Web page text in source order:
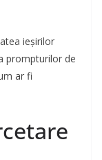
ieșirilor
prompturilor de
ar fi